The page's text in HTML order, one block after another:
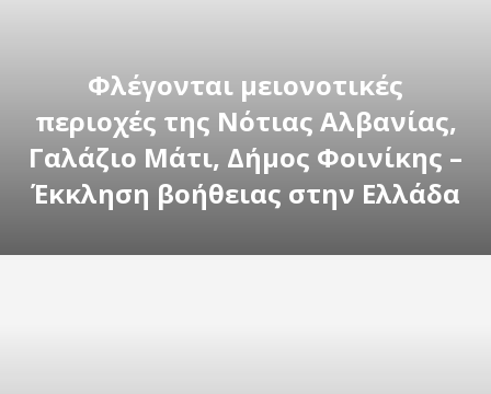
Φλέγονται μειονοτικές
περιοχές της Νότιας Αλβανίας,
Γαλάζιο Μάτι, Δήμος Φοινίκης –
Έκκληση βοήθειας στην Ελλάδα